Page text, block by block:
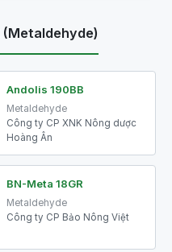
(Metaldehyde)
Andolis 190BB
Metaldehyde
Công ty CP XNK Nông dược
Hoàng Ân
BN-Meta 18GR
Metaldehyde
Công ty CP Bảo Nông Việt